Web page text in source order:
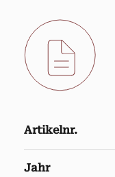
Artikelnr.
Jahr